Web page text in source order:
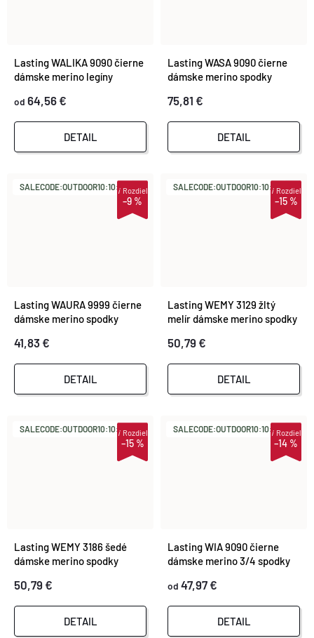
Lasting WALIKA 9090 čierne
dámske merino legíny
od 64,56 €
DETAIL
Lasting WASA 9090 čierne
dámske merino spodky
75,81 €
DETAIL
SALECODE:OUTDOOR10:10:%
–9 %
iRozdiel
Lasting WAURA 9999 čierne
dámske merino spodky
41,83 €
DETAIL
SALECODE:OUTDOOR10:10:%
–15 %
iRozdiel
Lasting WEMY 3129 žltý
melír dámske merino spodky
50,79 €
DETAIL
SALECODE:OUTDOOR10:10:%
–15 %
iRozdiel
Lasting WEMY 3186 šedé
dámske merino spodky
50,79 €
DETAIL
SALECODE:OUTDOOR10:10:%
–14 %
iRozdiel
Lasting WIA 9090 čierne
dámske merino 3/4 spodky
od 47,97 €
DETAIL